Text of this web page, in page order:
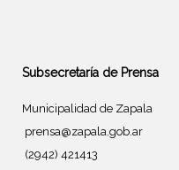
Subsecretaría de Prensa
Municipalidad de Zapala
prensa@zapala.gob.ar
(2942) 421413